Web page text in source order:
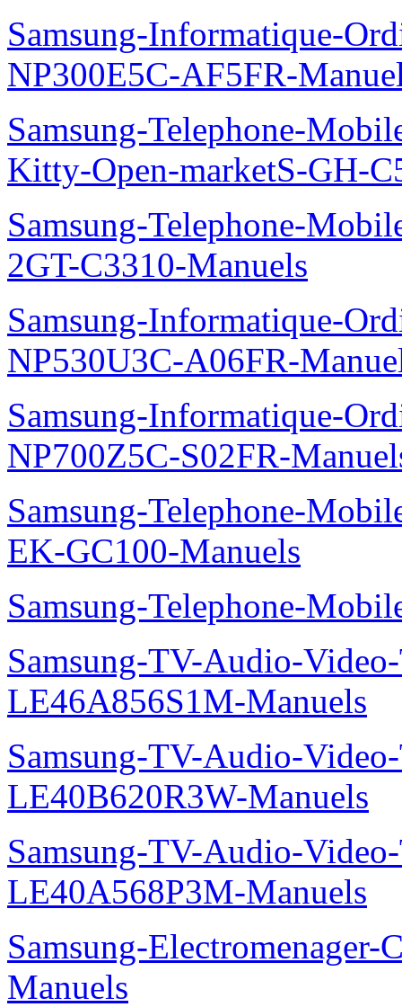
Samsung-Informatique-
NP300E5C-AF5FR-
Samsung-Telephone-
Kitty-Open-marketS-GH-
Samsung-Telephone-
2GT-C3310-Manuels
Samsung-Informatique-
NP530U3C-A06FR-
Samsung-Informatique-
NP700Z5C-S02FR-
Samsung-Telephone-
EK-GC100-Manuels
Samsung-Telephone-
Samsung-TV-Audio-
LE46A856S1M-Manuels
Samsung-TV-Audio-
LE40B620R3W-Manuels
Samsung-TV-Audio-
LE40A568P3M-Manuels
Samsung-
Manuels